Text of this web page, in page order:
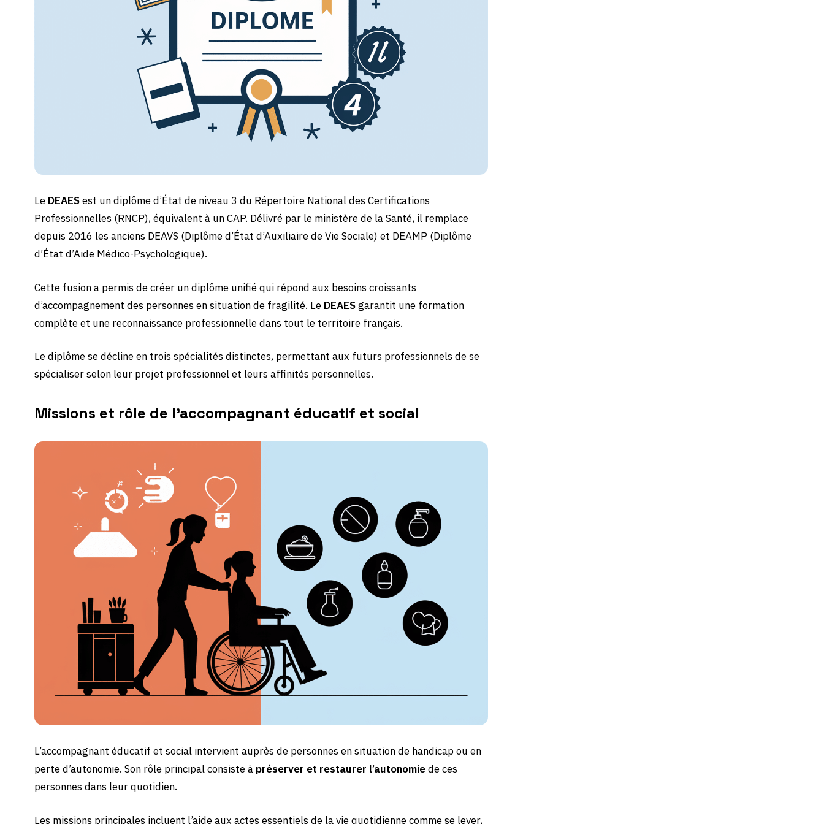
Le DEAESest un diplôme d’État de niveau 3 du Répertoire National des Certifications
Professionnelles (RNCP), équivalent à un CAP. Délivré par le ministère de la Santé, il remplace
depuis 2016 les anciens DEAVS (Diplôme d’État d’Auxiliaire de Vie Sociale) et DEAMP (Diplôme
d’État d’Aide Médico-Psychologique).
Cette fusion a permis de créer un diplôme unifié qui répond aux besoins croissants
d’accompagnement des personnes en situation de fragilité. Le DEAESgarantit une formation
complète et une reconnaissance professionnelle dans tout le territoire français.
Le diplôme se décline en trois spécialités distinctes, permettant aux futurs professionnels de se
spécialiser selon leur projet professionnel et leurs affinités personnelles.
Missions et rôle de l’accompagnant éducatif et social
L’accompagnant éducatif et social intervient auprès de personnes en situation de handicap ou en
perte d’autonomie. Son rôle principal consiste à préserver et restaurer l’autonomiede ces
personnes dans leur quotidien.
Les missions principales incluent l’aide aux actes essentiels de la vie quotidienne comme se lever,